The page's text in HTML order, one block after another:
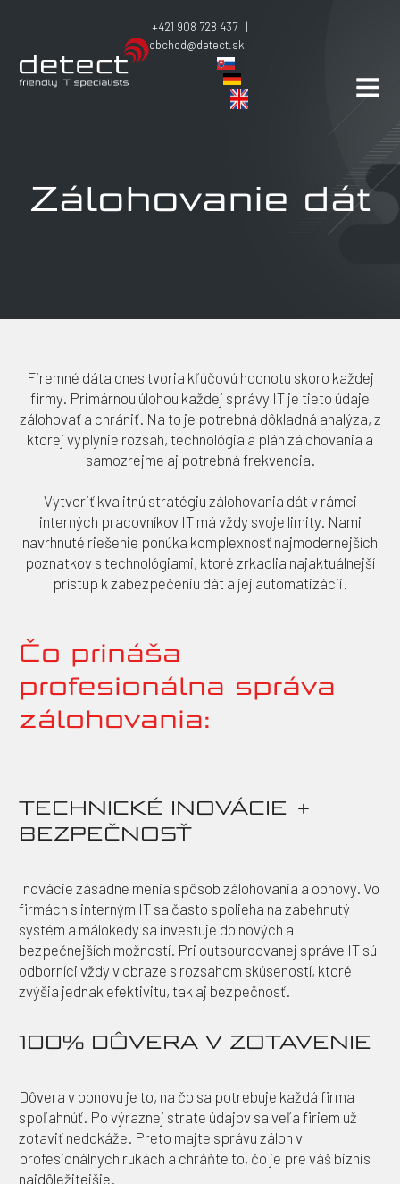
+421 908 728 437 |
obchod@detect.sk
Zálohovanie dát
Firemné dáta dnes tvoria kľúčovú hodnotu skoro každej
firmy. Primárnou úlohou každej správy IT je tieto údaje
zálohovať a chrániť. Na to je potrebná dôkladná analýza, z
ktorej vyplynie rozsah, technológia a plán zálohovania a
samozrejme aj potrebná frekvencia.
Vytvoriť kvalitnú stratégiu zálohovania dát v rámci
interných pracovníkov IT má vždy svoje limity. Nami
navrhnuté riešenie ponúka komplexnosť najmodernejších
poznatkov s technológiami, ktoré zrkadlia najaktuálnejší
prístup k zabezpečeniu dát a jej automatizácii.
Čo prináša
profesionálna správa
zálohovania:
TECHNICKÉ INOVÁCIE +
BEZPEČNOSŤ
Inovácie zásadne menia spôsob zálohovania a obnovy. Vo
firmách s interným IT sa často spolieha na zabehnutý
systém a málokedy sa investuje do nových a
bezpečnejších možností. Pri outsourcovanej správe IT sú
odborníci vždy v obraze s rozsahom skúseností, ktoré
zvýšia jednak efektivitu, tak aj bezpečnosť.
100% DÔVERA V ZOTAVENIE
Dôvera v obnovu je to, na čo sa potrebuje každá firma
spoľahnúť. Po výraznej strate údajov sa veľa firiem už
zotaviť nedokáže. Preto majte správu záloh v
profesionálnych rukách a chráňte to, čo je pre váš biznis
najdôležitejšie.